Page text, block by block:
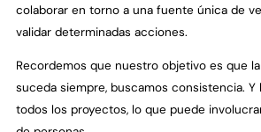
colaborar en torno a una fuente única de
validar determinadas acciones.
Recordemos que nuestro objetivo es que
suceda siempre, buscamos consistencia. Y
todos los proyectos, lo que puede